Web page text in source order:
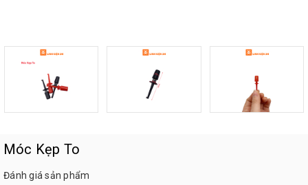
Móc Kẹp To
Đánh giá sản phẩm